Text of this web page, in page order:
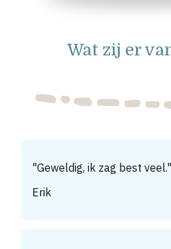
Wat zij er
"Geweldig, ik zag best veel."
Erik